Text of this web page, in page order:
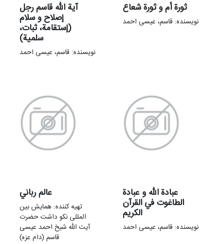
آیة الله قاسم رجل
إصلاح و سلام
(إستقامة، ثبات،‌
سلمیة)
نویسنده: قاسم، عیسی احمد
ثورة أم و ثورة شعاع
نویسنده: قاسم، عیسی احمد
عالم رباني
تهيه کننده: همایش بین
المللی نکو داشت حضرت
آیت الله شیخ احمد عیسی
قاسم (دام عزه)
عبادة الله و عبادة
الطاغوت في القرآن
الکریم
نویسنده: قاسم، عیسی احمد